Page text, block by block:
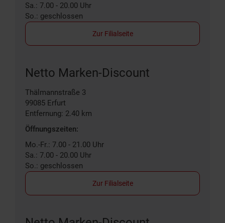
Sa.: 7.00 - 20.00 Uhr
So.: geschlossen
Zur Filialseite
Netto Marken-Discount
Thälmannstraße 3
99085 Erfurt
Entfernung: 2.40 km
Öffnungszeiten:
Mo.-Fr.: 7.00 - 21.00 Uhr
Sa.: 7.00 - 20.00 Uhr
So.: geschlossen
Zur Filialseite